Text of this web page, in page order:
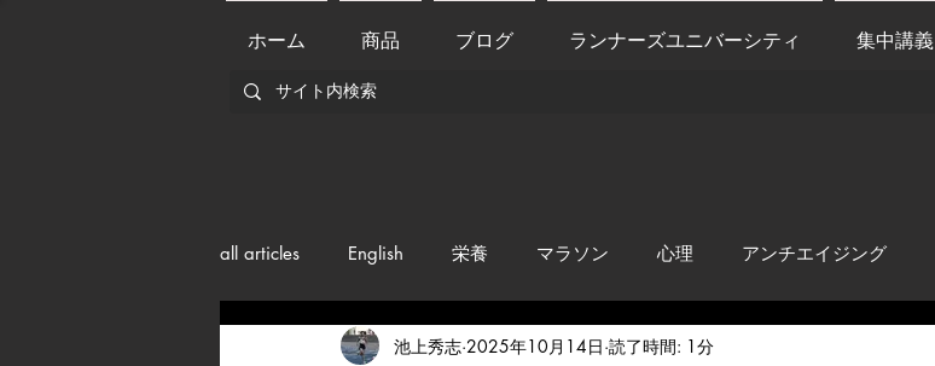
ホーム 商品 ブログ ランナーズユニバーシティ 集中講義
all articles English 栄養 マラソン 心理 アンチエイジング
メンバー紹介 Nutrition anti-inflammation
池上秀志 2025年10月14日 読了時間: 1分